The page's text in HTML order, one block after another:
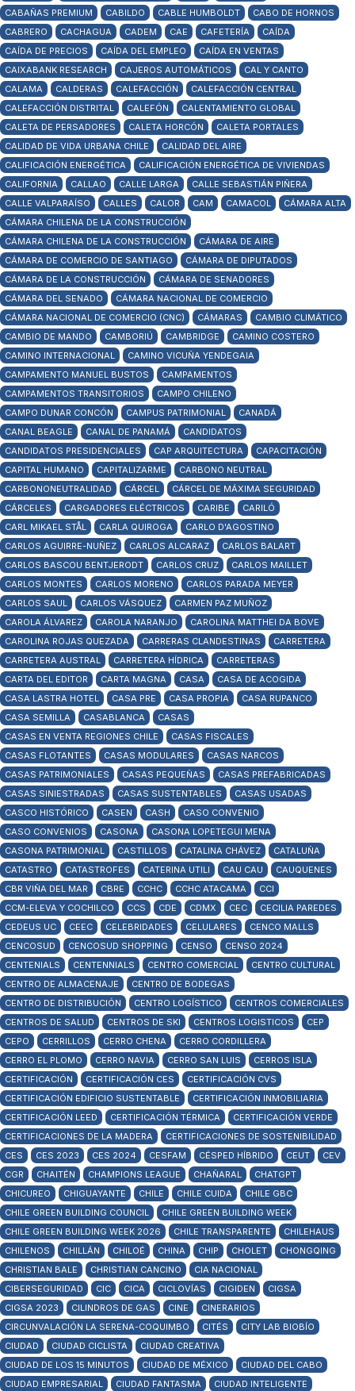
CABAÑAS PREMIUM CABILDO CABLE HUMBOLDT
CABO DE HORNOS
CABRERO
CACHAGUA CADEM CAE CAFETERÍA
CAÍDA
CAÍDA DE PRECIOS
CAÍDA DEL EMPLEO
CAÍDA EN VENTAS
CAIXABANK RESEARCH
CAJEROS AUTOMÁTICOS
CAL Y CANTO
CALAMA
CALDERAS CALEFACCIÓN
CALEFACCIÓN CENTRAL
CALEFACCIÓN DISTRITAL
CALEFÓN
CALENTAMIENTO GLOBAL
CALETA DE PERSADORES
CALETA HORCÓN
CALETA PORTALES
CALIDAD DE VIDA URBANA CHILE
CALIDAD DEL AIRE
CALIFICACIÓN ENERGÉTICA
CALIFICACIÓN ENERGÉTICA DE VIVIENDAS
CALIFORNIA
CALLAO CALLE LARGA
CALLE SEBASTIÁN PIÑERA
CALLE VALPARAÍSO
CALLES CALOR CAM CAMACOL
CÁMARA ALTA
CÁMARA CHILENA DE LA CONSTRUCCIÓN
CÁMARA CHILENA DE LA CONSTRUCCIÓN
CÁMARA DE AIRE
CÁMARA DE COMERCIO DE SANTIAGO
CÁMARA DE DIPUTADOS
CÁMARA DE LA CONSTRUCCIÓN
CÁMARA DE SENADORES
CÁMARA DEL SENADO
CÁMARA NACIONAL DE COMERCIO
CÁMARA NACIONAL DE COMERCIO (CNC)
CÁMARAS
CAMBIO CLIMÁTICO
CAMBIO DE MANDO
CAMBORIÚ CAMBRIDGE
CAMINO COSTERO
CAMINO INTERNACIONAL
CAMINO VICUÑA YENDEGAIA
CAMPAMENTO MANUEL BUSTOS
CAMPAMENTOS
CAMPAMENTOS TRANSITORIOS
CAMPO CHILENO
CAMPO DUNAR CONCÓN
CAMPUS PATRIMONIAL
CANADÁ
CANAL BEAGLE
CANAL DE PANAMÁ
CANDIDATOS
CANDIDATOS PRESIDENCIALES
CAP ARQUITECTURA
CAPACITACIÓN
CAPITAL HUMANO
CAPITALIZARME
CARBONO NEUTRAL
CARBONONEUTRALIDAD
CÁRCEL
CÁRCEL DE MÁXIMA SEGURIDAD
CÁRCELES
CARGADORES ELÉCTRICOS CARIBE
CARILÓ
CARL MIKAEL STÅL
CARLA QUIROGA
CARLO D'AGOSTINO
CARLOS AGUIRRE-NUÑEZ
CARLOS ALCARAZ
CARLOS BALART
CARLOS BASCOU BENTJERODT
CARLOS CRUZ
CARLOS MAILLET
CARLOS MONTES
CARLOS MORENO
CARLOS PARADA MEYER
CARLOS SAUL
CARLOS VÁSQUEZ
CARMEN PAZ MUÑOZ
CAROLA ÁLVAREZ
CAROLA NARANJO
CAROLINA MATTHEI DA BOVE
CAROLINA ROJAS QUEZADA
CARRERAS CLANDESTINAS
CARRETERA
CARRETERA AUSTRAL
CARRETERA HÍDRICA
CARRETERAS
CARTA DEL EDITOR
CARTA MAGNA CASA
CASA DE ACOGIDA
CASA LASTRA HOTEL
CASA PRE CASA PROPIA
CASA RUPANCO
CASA SEMILLA
CASABLANCA
CASAS
CASAS EN VENTA REGIONES CHILE
CASAS FISCALES
CASAS FLOTANTES
CASAS MODULARES
CASAS NARCOS
CASAS PATRIMONIALES
CASAS PEQUEÑAS
CASAS PREFABRICADAS
CASAS SINIESTRADAS
CASAS SUSTENTABLES
CASAS USADAS
CASCO HISTÓRICO
CASEN CASH
CASO CONVENIO
CASO CONVENIOS
CASONA
CASONA LOPETEGUI MENA
CASONA PATRIMONIAL
CASTILLOS CATALINA CHÁVEZ
CATALUÑA
CATASTRO
CATASTROFES CATERINA UTILI CAU CAU
CAUQUENES
CBR VIÑA DEL MAR
CBRE CCHC CCHC ATACAMA
CCI
CCM-ELEVA Y COCHILCO
CCS CDE CDMX CEC
CECILIA PAREDES
CEDEUS UC
CEEC CELEBRIDADES CELULARES
CENCO MALLS
CENCOSUD
CENCOSUD SHOPPING CENSO
CENSO 2024
CENTENIALS
CENTENNIALS CENTRO COMERCIAL
CENTRO CULTURAL
CENTRO DE ALMACENAJE
CENTRO DE BODEGAS
CENTRO DE DISTRIBUCIÓN
CENTRO LOGÍSTICO
CENTROS COMERCIALES
CENTROS DE SALUD
CENTROS DE SKI CENTROS LOGISTICOS
CEP
CEPO
CERRILLOS CERRO CHENA
CERRO CORDILLERA
CERRO EL PLOMO
CERRO NAVIA CERRO SAN LUIS
CERROS ISLA
CERTIFICACIÓN
CERTIFICACIÓN CES
CERTIFICACIÓN CVS
CERTIFICACIÓN EDIFICIO SUSTENTABLE
CERTIFICACIÓN INMOBILIARIA
CERTIFICACIÓN LEED
CERTIFICACIÓN TÉRMICA
CERTIFICACIÓN VERDE
CERTIFICACIONES DE LA MADERA
CERTIFICACIONES DE SOSTENIBILIDAD
CES
CES 2023 CES 2024 CESFAM CÉSPED HÍBRIDO CEUT
CEV
CGR
CHAITÉN CHAMPIONS LEAGUE CHAÑARAL
CHATGPT
CHICUREO
CHIGUAYANTE CHILE CHILE CUIDA
CHILE GBC
CHILE GREEN BUILDING COUNCIL
CHILE GREEN BUILDING WEEK
CHILE GREEN BUILDING WEEK 2026
CHILE TRANSPARENTE
CHILEHAUS
CHILENOS
CHILLÁN CHILOÉ CHINA CHIP CHOLET
CHONGQING
CHRISTIAN BALE
CHRISTIAN CANCINO
CIA NACIONAL
CIBERSEGURIDAD
CIC CICA CICLOVÍAS CIGIDEN
CIGSA
CIGSA 2023
CILINDROS DE GAS CINE
CINERARIOS
CIRCUNVALACIÓN LA SERENA-COQUIMBO
CITÉS
CITY LAB BIOBÍO
CIUDAD
CIUDAD CICLISTA
CIUDAD CREATIVA
CIUDAD DE LOS 15 MINUTOS
CIUDAD DE MÉXICO
CIUDAD DEL CABO
CIUDAD EMPRESARIAL
CIUDAD FANTASMA
CIUDAD INTELIGENTE